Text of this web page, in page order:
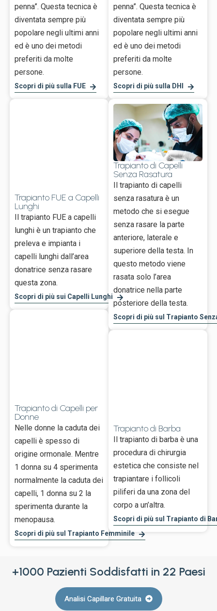
penna”. Questa tecnica è
diventata sempre più
popolare negli ultimi anni
ed è uno dei metodi
preferiti da molte
persone.
Scopri di più sulla FUE
Trapianto FUE a Capelli
Lunghi
Il trapianto FUE a capelli
lunghi è un trapianto che
preleva e impianta i
capelli lunghi dall’area
donatrice senza rasare
questa zona.
Scopri di più sui Capelli Lunghi
Trapianto di Capelli per
Donne
Nelle donne la caduta dei
capelli è spesso di
origine ormonale. Mentre
1 donna su 4 sperimenta
normalmente la caduta dei
capelli, 1 donna su 2 la
sperimenta durante la
menopausa.
Scopri di più sul Trapianto Femminile
penna”. Questa tecnica è
diventata sempre più
popolare negli ultimi anni
ed è uno dei metodi
preferiti da molte
persone.
Scopri di più sulla DHI
Trapianto di Capelli
Senza Rasatura
Il trapianto di capelli
senza rasatura è un
metodo che si esegue
senza rasare la parte
anteriore, laterale e
superiore della testa. In
questo metodo viene
rasata solo l’area
donatrice nella parte
posteriore della testa.
Scopri di più sul Trapianto
Trapianto di Barba
Il trapianto di barba è una
procedura di chirurgia
estetica che consiste nel
trapiantare i follicoli
piliferi da una zona del
corpo a un’altra.
Scopri di più sul Trapianto di
+1000 Pazienti Soddisfatti in 22 Paesi
Analisi Capillare Gratuita